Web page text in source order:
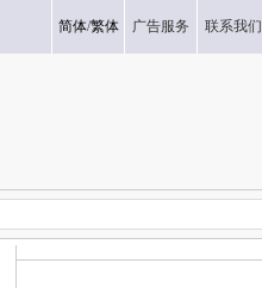
简体/繁体 广告服务 联系我们